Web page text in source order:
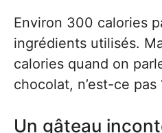
Environ 300 calories
ingrédients utilisés.
calories quand on
chocolat, n’est-ce pas
Un gâteau